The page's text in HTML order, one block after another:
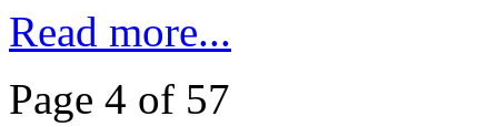
Read more...
Page 4 of 57